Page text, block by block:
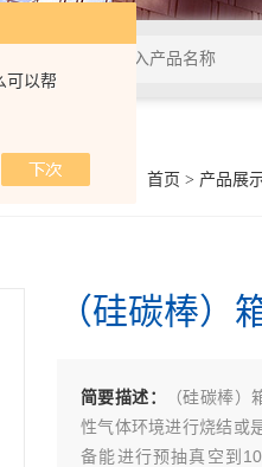
可以帮
首页 > 产品展
（硅碳棒）
简要描述：
（硅碳棒
性气体环境进行烧结或
备能进行预抽真空到